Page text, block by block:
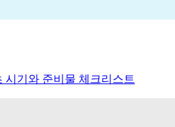
시기와 준비물 체크리스트